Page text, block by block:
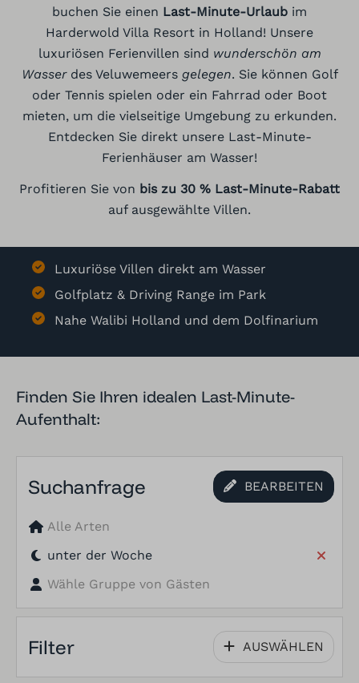
buchen Sie einen Last-Minute-Urlaub im
Harderwold Villa Resort in Holland! Unsere
luxuriösen Ferienvillen sind wunderschön am
Wasserdes Veluwemeers gelegen. Sie können Golf
oder Tennis spielen oder ein Fahrrad oder Boot
mieten, um die vielseitige Umgebung zu erkunden.
Entdecken Sie direkt unsere Last-Minute-
Ferienhäuser am Wasser!
Profitieren Sie von bis zu 30 % Last-Minute-Rabatt
auf ausgewählte Villen.
Luxuriöse Villen direkt am Wasser
Golfplatz & Driving Range im Park
Nahe Walibi Holland und dem Dolfinarium
Finden Sie Ihren idealen Last-Minute-
Aufenthalt:
Suchanfrage BEARBEITEN
Alle Arten
unter der Woche
Wähle Gruppe von Gästen
Filter AUSWÄHLEN